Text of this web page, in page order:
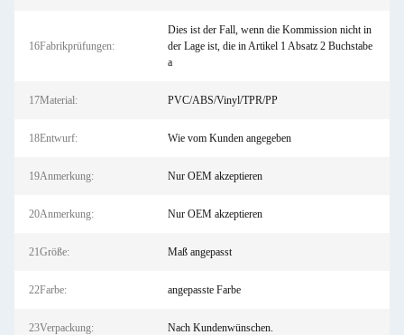
16Fabrikprüfungen:
Dies ist der Fall, wenn die Kommission nicht in
der Lage ist, die in Artikel 1 Absatz 2 Buchstabe
a
17Material: PVC/ABS/Vinyl/TPR/PP
18Entwurf: Wie vom Kunden angegeben
19Anmerkung: Nur OEM akzeptieren
20Anmerkung: Nur OEM akzeptieren
21Größe: Maß angepasst
22Farbe: angepasste Farbe
23Verpackung: Nach Kundenwünschen.